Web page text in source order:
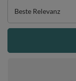
Sortierung ändern
Beste Relevanz